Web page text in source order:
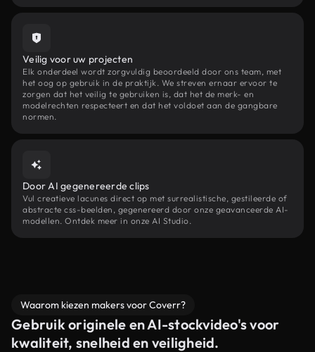
Veilig voor uw projecten
Elk onderdeel wordt zorgvuldig beoordeeld door ons team, met
het oog op gebruik in de praktijk. We streven ernaar ervoor te
zorgen dat het veilig te gebruiken is, dat het de merk- en
modelrechten respecteert en dat het voldoet aan de gangbare
normen.
Door AI gegenereerde clips
Vul creatieve lacunes direct op met surrealistische, gestileerde of
abstracte css-beelden, gegenereerd door onze geavanceerde AI-
modellen. Ontdek meer in onze AI Studio.
Waarom kiezen makers voor Coverr?
Gebruik originele en AI-stockvideo's voor
kwaliteit, snelheid en veiligheid.